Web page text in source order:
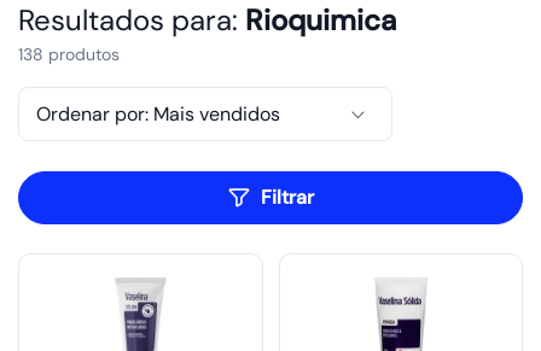
Resultados para: Rioquimica
138 produtos
Filtrar